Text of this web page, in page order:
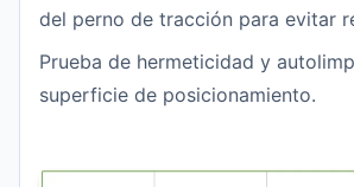
del perno de tracción para evitar
Prueba de hermeticidad y
superficie de posicionamiento.